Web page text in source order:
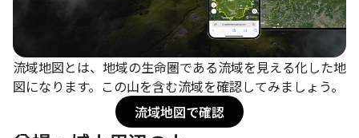
流域地図とは、地域の生命圏である流域を見える化した地
図になります。この山を含む流域を確認してみましょう。
流域地図で確認